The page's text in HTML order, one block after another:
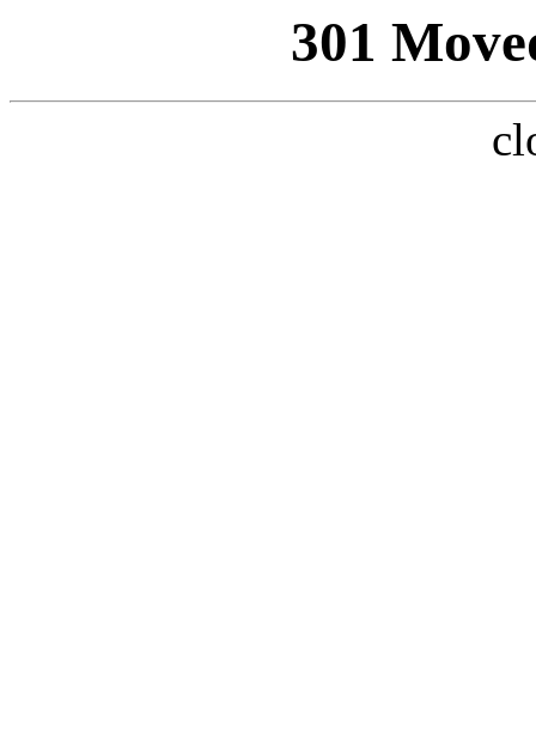
301